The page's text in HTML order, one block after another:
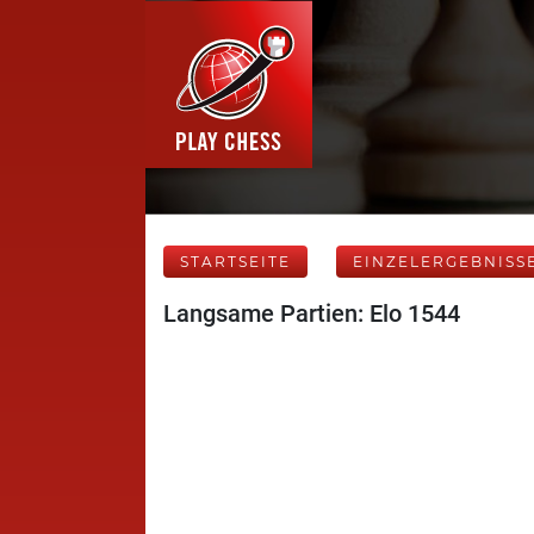
STARTSEITE
Langsame Partien: Elo 1544